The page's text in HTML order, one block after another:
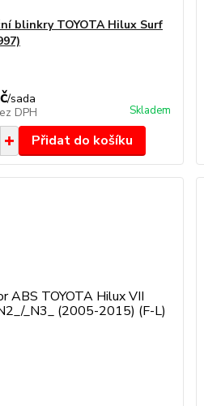
blinkry TOYOTA Hilux Surf
/sada
DPH
Skladem
Přidat do košíku